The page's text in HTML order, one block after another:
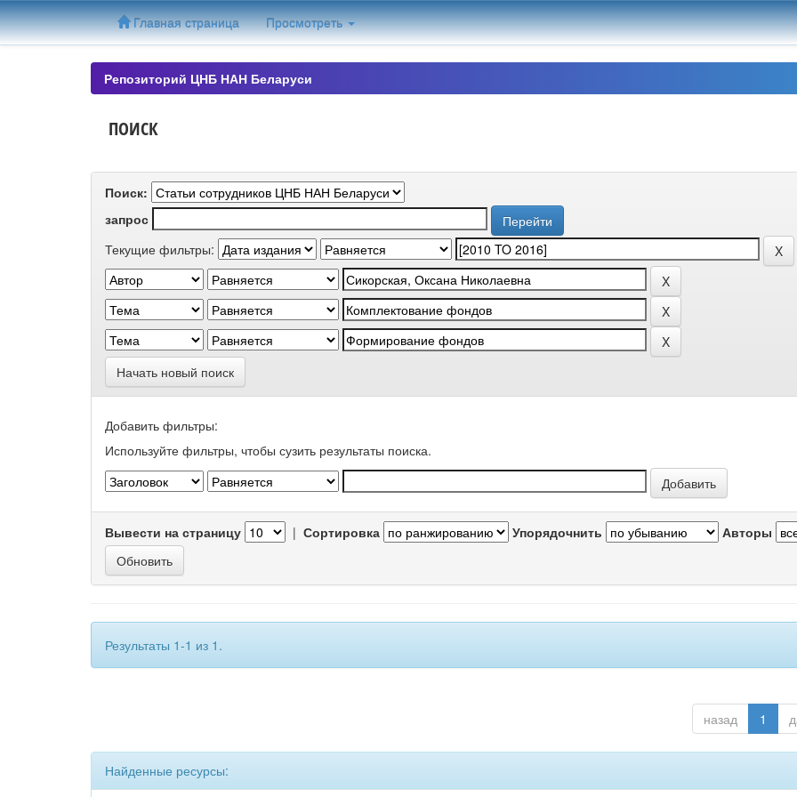
Skip
navigation
Главная страница Просмотреть
Репозиторий ЦНБ НАН Беларуси
ПОИСК
Поиск:
запрос
Текущие фильтры:
Начать новый поиск
Добавить фильтры:
Используйте фильтры, чтобы сузить результаты поиска.
Вывести на страницу | Сортировка Упорядочнить Авторы
Результаты 1-1 из 1.
назад 1
Найденные ресурсы: